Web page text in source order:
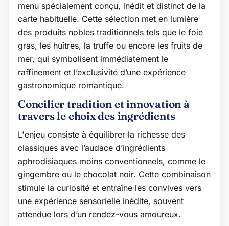
menu spécialement conçu, inédit et distinct de la
carte habituelle. Cette sélection met en lumière
des produits nobles traditionnels tels que le foie
gras, les huîtres, la truffe ou encore les fruits de
mer, qui symbolisent immédiatement le
raffinement et l’exclusivité d’une expérience
gastronomique romantique.
Concilier tradition et innovation à
travers le choix des ingrédients
L'enjeu consiste à équilibrer la richesse des
classiques avec l’audace d’ingrédients
aphrodisiaques moins conventionnels, comme le
gingembre ou le chocolat noir. Cette combinaison
stimule la curiosité et entraîne les convives vers
une expérience sensorielle inédite, souvent
attendue lors d’un rendez-vous amoureux.